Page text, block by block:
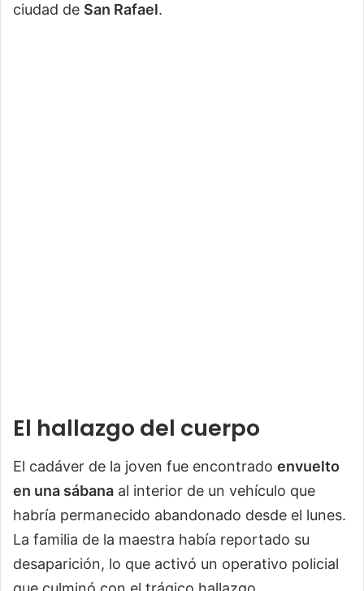
ciudad de San Rafael.
El hallazgo del cuerpo
El cadáver de la joven fue encontrado envuelto
en una sábana al interior de un vehículo que
habría permanecido abandonado desde el lunes.
La familia de la maestra había reportado su
desaparición, lo que activó un operativo policial